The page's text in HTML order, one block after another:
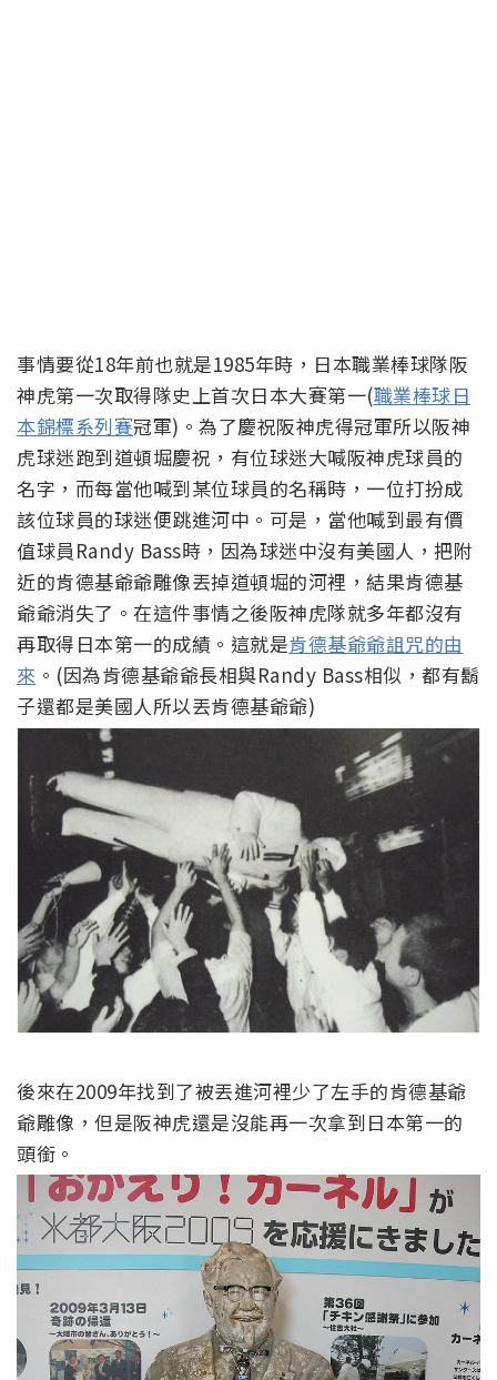
事情要從18年前也就是1985年時，日本職業棒球隊阪
神虎第一次取得隊史上首次日本大賽第一(職業棒球日
本錦標系列賽冠軍)。為了慶祝阪神虎得冠軍所以阪神
虎球迷跑到道頓堀慶祝，有位球迷大喊阪神虎球員的
名字，而每當他喊到某位球員的名稱時，一位打扮成
該位球員的球迷便跳進河中。可是，當他喊到最有價
值球員Randy Bass時，因為球迷中沒有美國人，把附
近的肯德基爺爺雕像丟掉道頓堀的河裡，結果肯德基
爺爺消失了。在這件事情之後阪神虎隊就多年都沒有
再取得日本第一的成績。這就是肯德基爺爺詛咒的由
來 。(因為肯德基爺爺長相與Randy Bass相似，都有鬍
子還都是美國人所以丟肯德基爺爺)
後來在2009年找到了被丟進河裡少了左手的肯德基爺
爺雕像，但是阪神虎還是沒能再一次拿到日本第一的
頭銜。